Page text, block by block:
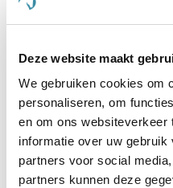
Deze website maakt
We gebruiken cookies om
personaliseren, om
en om ons websiteverkeer
informatie over uw
partners voor social
partners kunnen deze
Anderen kochten